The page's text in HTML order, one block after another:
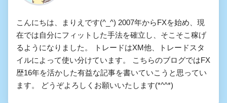
こんにちは、まりえです(^_^) 2007年からFXを始め、現
在では自分にフィットした手法を確立し、そこそこ稼げ
るようになりました。 トレードはXM他、トレードスタ
イルによって使い分けています。 こちらのブログではFX
歴16年を活かした有益な記事を書いていこうと思ってい
ます。 どうぞよろしくお願いいたします(*^^*)